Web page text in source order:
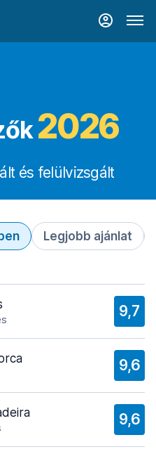
2026
és felülvizsgált
Legjobb ajánlat
9,7
9,6
9,6